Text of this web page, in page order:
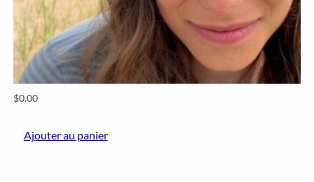
$0.00
Ajouter au panier